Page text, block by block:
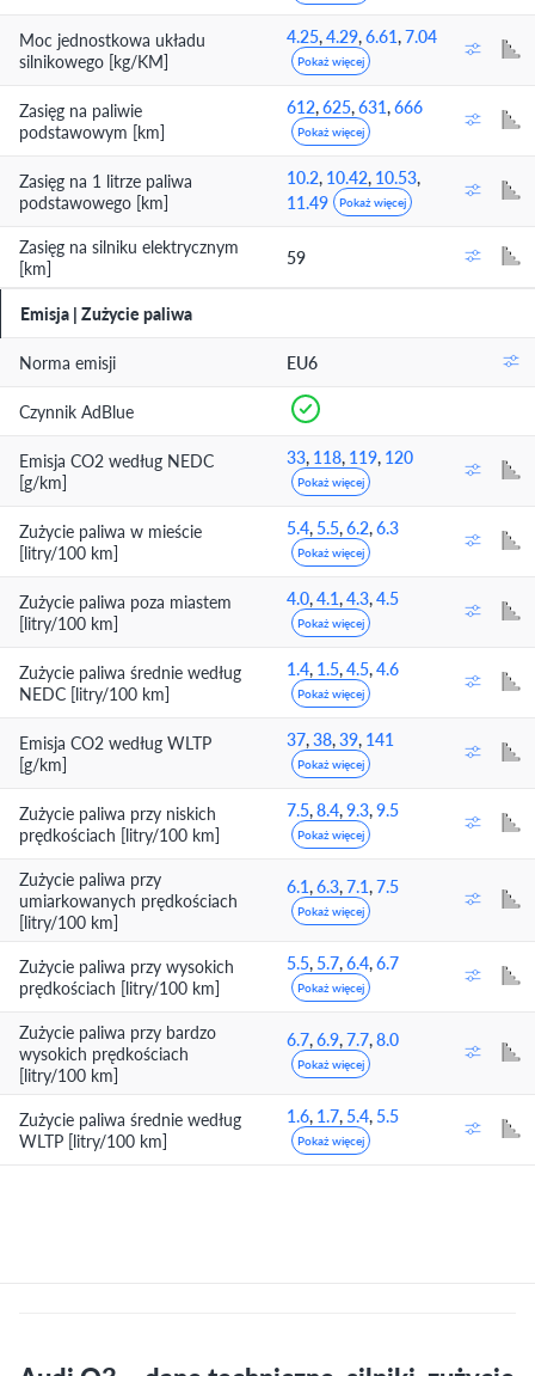
Moc jednostkowa układu
silnikowego [kg/KM]
4.25,4.29,6.61,7.04
Pokaż więcej
Zasięg na paliwie
podstawowym [km]
612,625,631,666
Pokaż więcej
Zasięg na 1 litrze paliwa
podstawowego [km]
10.2, 10.42, 10.53,
11.49
Pokaż więcej
Zasięg na silniku elektrycznym
[km]
59
Emisja | Zużycie paliwa
Norma emisji EU6
Czynnik AdBlue
Emisja CO2 według NEDC
[g/km]
33, 118, 119, 120
Pokaż więcej
Zużycie paliwa w mieście
[litry/100 km]
5.4, 5.5,6.2,6.3
Pokaż więcej
Zużycie paliwa poza miastem
[litry/100 km]
4.0,4.1,4.3,4.5
Pokaż więcej
Zużycie paliwa średnie według
NEDC [litry/100 km]
1.4, 1.5,4.5,4.6
Pokaż więcej
Emisja CO2 według WLTP
[g/km]
37,38,39, 141
Pokaż więcej
Zużycie paliwa przy niskich
prędkościach [litry/100 km]
7.5,8.4,9.3,9.5
Pokaż więcej
Zużycie paliwa przy
umiarkowanych prędkościach
[litry/100 km]
6.1,6.3,7.1,7.5
Pokaż więcej
Zużycie paliwa przy wysokich
prędkościach [litry/100 km]
5.5, 5.7,6.4,6.7
Pokaż więcej
Zużycie paliwa przy bardzo
wysokich prędkościach
[litry/100 km]
6.7,6.9,7.7,8.0
Pokaż więcej
Zużycie paliwa średnie według
WLTP [litry/100 km]
1.6, 1.7, 5.4, 5.5
Pokaż więcej